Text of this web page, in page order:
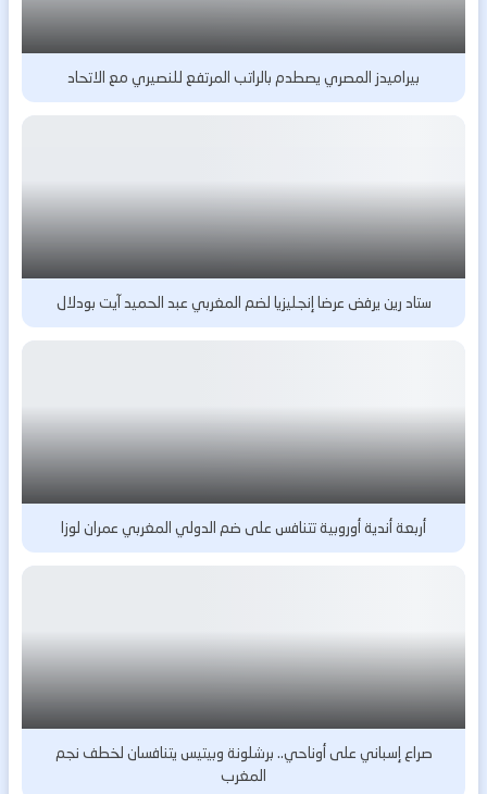
بيراميدز المصري يصطدم بالراتب المرتفع للنصيري مع الاتحاد
ستاد رين يرفض عرضا إنجليزيا لضم المغربي عبد الحميد آيت بودلال
أربعة أندية أوروبية تتنافس على ضم الدولي المغربي عمران لوزا
صراع إسباني على أوناحي.. برشلونة وبيتيس يتنافسان لخطف نجم
المغرب